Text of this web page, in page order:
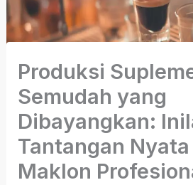
Produksi
Semudah yang
Dibayangkan:
Tantangan Nyata
Maklon